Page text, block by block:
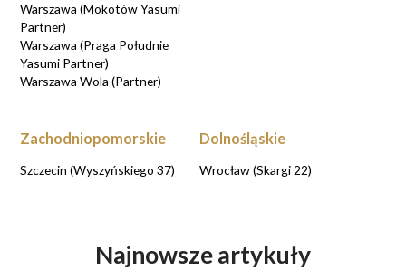
Warszawa (Mokotów Yasumi
Partner)
Warszawa (Praga Południe
Yasumi Partner)
Warszawa Wola (Partner)
Zachodniopomorskie
Szczecin (Wyszyńskiego 37)
Dolnośląskie
Wrocław (Skargi 22)
Najnowsze artykuły